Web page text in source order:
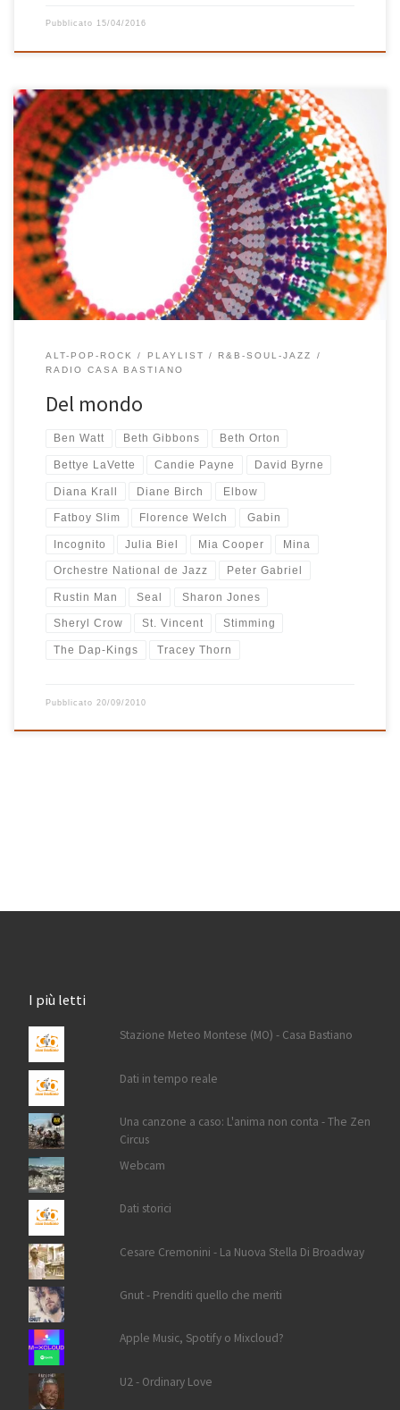
Pubblicato 15/04/2016
L’inizio è soul, poi diventa pop, ma cambia dopo poco arrivando
a toccare qualche nota di jazz. L’elettronica giunge con Bright Star
(Sunset Mix) di Ben Watt, Stimming e Julia Biel (grazie sister per il
consiglio!), poi ancora jazz e pop per finire rock: gli Elbow che
cantano Peter Gabriel […]
ALT-POP-ROCK PLAYLIST
R&B-SOUL-JAZZ
RADIO CASA BASTIANO
Del mondo
Ben Watt Beth Gibbons Beth Orton
Bettye LaVette Candie Payne David Byrne
Diana Krall Diane Birch Elbow
Fatboy Slim Florence Welch Gabin
Incognito Julia Biel Mia Cooper Mina
Orchestre National de Jazz Peter Gabriel
Rustin Man Seal Sharon Jones
Sheryl Crow St. Vincent Stimming
The Dap-Kings Tracey Thorn
Pubblicato 20/09/2010
I più letti
Stazione Meteo Montese (MO) - Casa Bastiano
Dati in tempo reale
Una canzone a caso: L'anima non conta - The Zen
Circus
Webcam
Dati storici
Cesare Cremonini - La Nuova Stella Di Broadway
Gnut - Prenditi quello che meriti
Apple Music, Spotify o Mixcloud?
U2 - Ordinary Love